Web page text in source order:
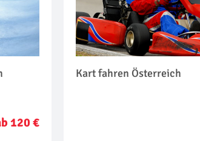
120 €
Kart fahren Österreich